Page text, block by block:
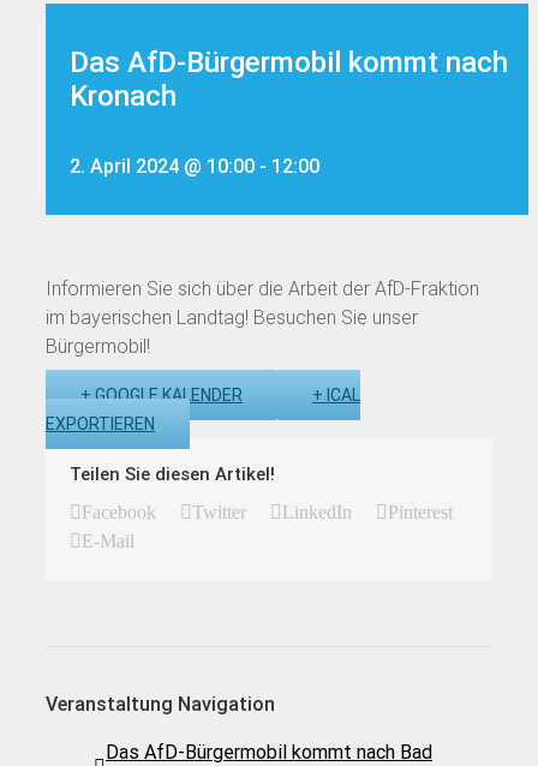
Das AfD-Bürgermobil kommt nach
Kronach
2. April 2024 @ 10:00 - 12:00
Informieren Sie sich über die Arbeit der AfD-Fraktion
im bayerischen Landtag! Besuchen Sie unser
Bürgermobil!
+ GOOGLE KALENDER
+ ICAL
EXPORTIEREN
Teilen Sie diesen Artikel!
Facebook Twitter LinkedIn
Pinterest
E-Mail
Veranstaltung Navigation
Das AfD-Bürgermobil kommt nach Bad